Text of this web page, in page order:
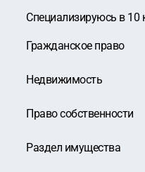
Специализируюсь в 10
Гражданское право
Недвижимость
Право собственности
Раздел имущества